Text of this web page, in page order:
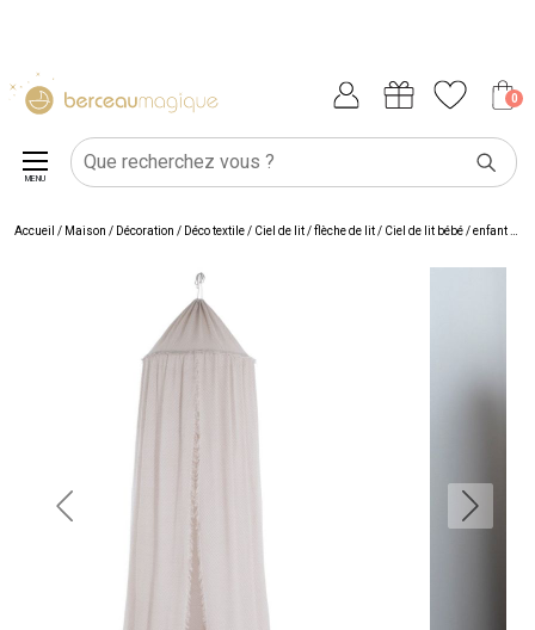
0
MENU
Accueil / Maison / Décoration / Déco textile/ Ciel de lit / flèche de lit/ Ciel de lit bébé / enfant